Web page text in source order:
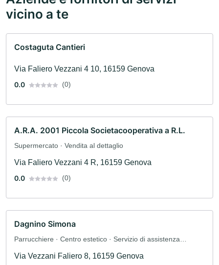
vicino a te
Costaguta Cantieri
Via Faliero Vezzani 4 10, 16159 Genova
0.0
(0)
A.R.A. 2001 Piccola Societacooperativa a R.L.
Supermercato · Vendita al dettaglio
Via Faliero Vezzani 4 R, 16159 Genova
0.0
(0)
Dagnino Simona
Parrucchiere · Centro estetico · Servizio di assistenza
Via Vezzani Faliero 8, 16159 Genova